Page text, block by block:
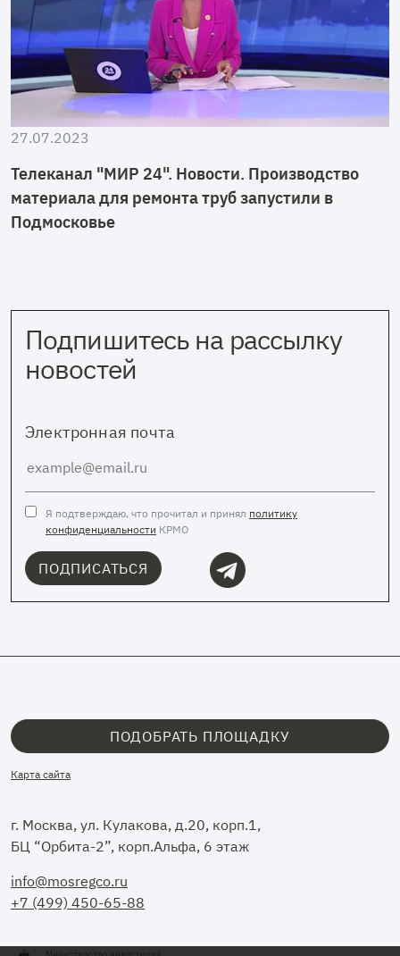
27.07.2023
Телеканал "МИР 24". Новости. Производство
материала для ремонта труб запустили в
Подмосковье
Подпишитесь на рассылку
новостей
Электронная почта
Я подтверждаю, что прочитал и принял политику
конфиденциальности КРМО
ПОДПИСАТЬСЯ
info@mosregco.ru
+7 (499) 450-65-88
г. Москва, ул. Кулакова, д.20, корп.1,
БЦ “Орбита-2”, корп.Альфа, 6 этаж
ПОДОБРАТЬ ПЛОЩАДКУ
Карта сайта